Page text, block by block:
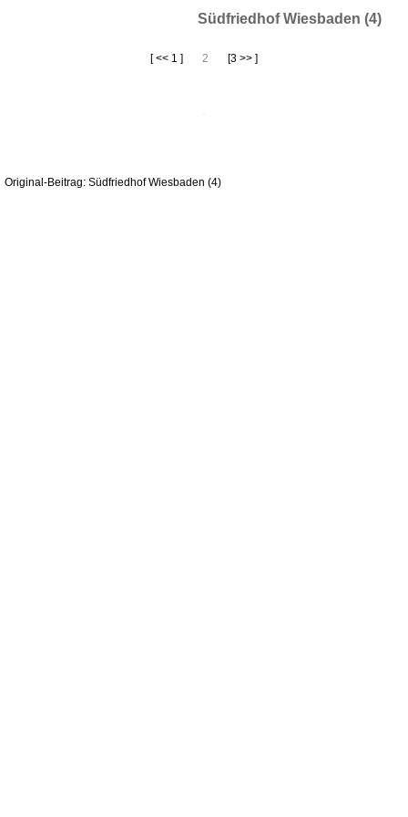
Südfriedhof Wiesbaden (4)
[ << 1 ] 2 [3 >> ]
Original-Beitrag: Südfriedhof Wiesbaden (4)